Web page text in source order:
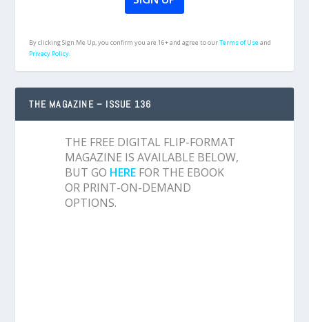
By clicking Sign Me Up, you confirm you are 16+ and agree to ourTerms of Useand
Privacy Policy.
THE MAGAZINE – ISSUE 136
THE FREE DIGITAL FLIP-FORMAT
MAGAZINE IS AVAILABLE BELOW,
BUT GO HERE FOR THE EBOOK
OR PRINT-ON-DEMAND
OPTIONS.